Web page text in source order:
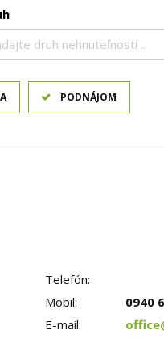
druh nehnuteľnosti ..
PODNÁJOM
Telefón:
Mobil:
0940
E-mail: